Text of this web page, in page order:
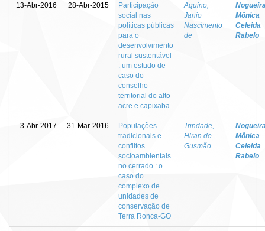
13-Abr-2016 28-Abr-2015
Participação
social nas
políticas públicas
para o
desenvolvimento
rural sustentável
: um estudo de
caso do
conselho
territorial do alto
acre e capixaba
Aquino,
Janio
Nascimento
de
Mônica
Celeida
Rabelo
3-Abr-2017 31-Mar-2016
Populações
tradicionais e
conflitos
socioambientais
no cerrado : o
caso do
complexo de
unidades de
conservação de
Terra Ronca-GO
Trindade,
Hiran de
Gusmão
Mônica
Celeida
Rabelo